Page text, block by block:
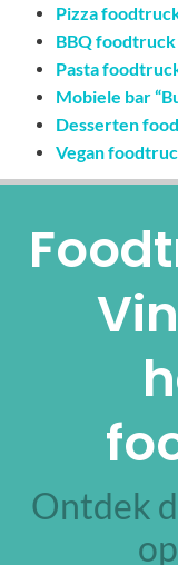
Pizza
BBQ
Pasta
Mobiele bar
Desserten
Vegan
Ontdek